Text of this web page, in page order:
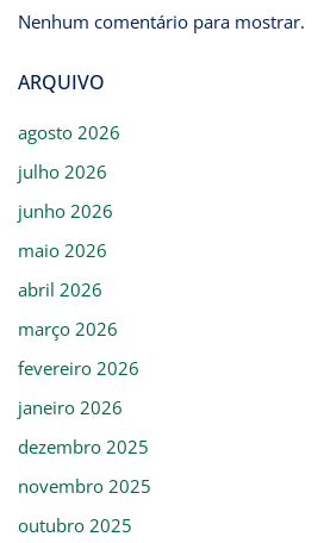
Nenhum comentário para mostrar.
ARQUIVO
agosto 2026
julho 2026
junho 2026
maio 2026
abril 2026
março 2026
fevereiro 2026
janeiro 2026
dezembro 2025
novembro 2025
outubro 2025